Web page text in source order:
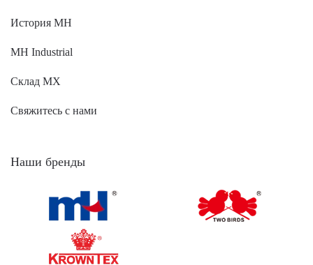
История MH
MH Industrial
Склад МХ
Свяжитесь с нами
Наши бренды